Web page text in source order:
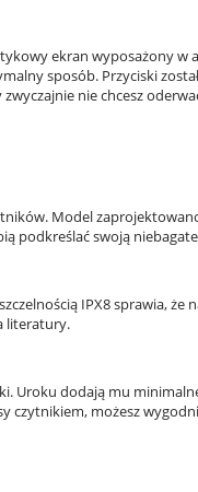
ekran wyposażony w
sposób. Przyciski
nie chcesz
Model
podkreślać swoją
IPX8 sprawia, że
literatury.
Uroku dodają mu
możesz